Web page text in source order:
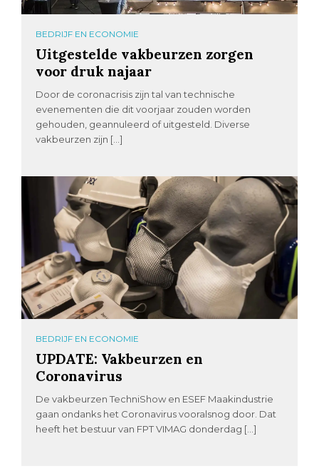
BEDRIJF EN ECONOMIE
Uitgestelde vakbeurzen zorgen
voor druk najaar
Door de coronacrisis zijn tal van technische
evenementen die dit voorjaar zouden worden
gehouden, geannuleerd of uitgesteld. Diverse
vakbeurzen zijn […]
BEDRIJF EN ECONOMIE
UPDATE: Vakbeurzen en
Coronavirus
De vakbeurzen TechniShow en ESEF Maakindustrie
gaan ondanks het Coronavirus vooralsnog door. Dat
heeft het bestuur van FPT VIMAG donderdag […]